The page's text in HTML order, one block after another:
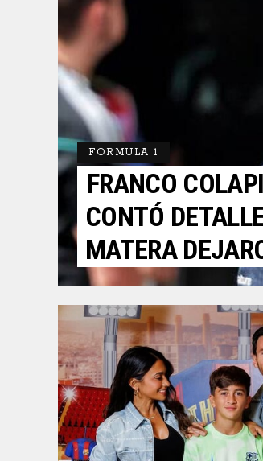
FORMULA 1
FRANCO
CONTÓ
MATERA